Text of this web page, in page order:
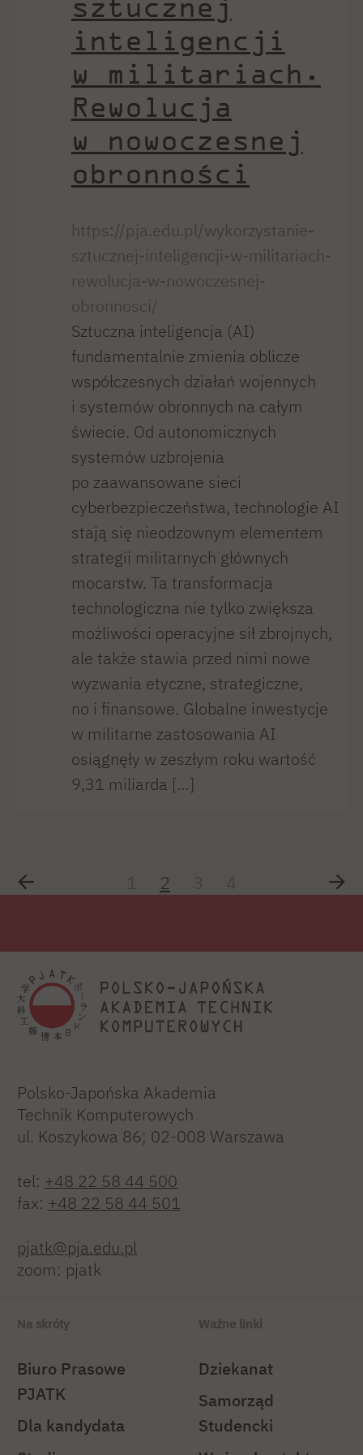
inteligencji
w militariach.
Rewolucja
w nowoczesnej
obronności
https://pja.edu.pl/wykorzystanie-
sztucznej-inteligencji-w-militariach-
rewolucja-w-nowoczesnej-
obronnosci/
Sztuczna inteligencja (AI)
fundamentalnie zmienia oblicze
współczesnych działań wojennych
i systemów obronnych na całym
świecie. Od autonomicznych
systemów uzbrojenia
po zaawansowane sieci
cyberbezpieczeństwa, technologie AI
stają się nieodzownym elementem
strategii militarnych głównych
mocarstw. Ta transformacja
technologiczna nie tylko zwiększa
możliwości operacyjne sił zbrojnych,
ale także stawia przed nimi nowe
wyzwania etyczne, strategiczne,
no i finansowe. Globalne inwestycje
w militarne zastosowania AI
osiągnęły w zeszłym roku wartość
9,31 miliarda […]
1 2 3 4
Polsko-Japońska Akademia
Technik Komputerowych
ul. Koszykowa 86; 02-008 Warszawa
tel: +48 22 58 44 500
fax: +48 22 58 44 501
pjatk@pja.edu.pl
zoom: pjatk
Na skróty
Biuro Prasowe
PJATK
Dla kandydata
Ważne linki
Dziekanat
Samorząd
Studencki